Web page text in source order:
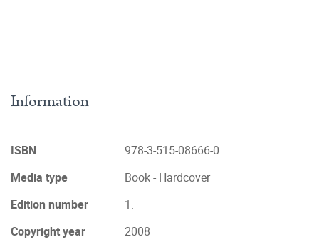
Information
ISBN
978-3-515-08666-0
Media type
Book - Hardcover
Edition number
1.
Copyright year
2008